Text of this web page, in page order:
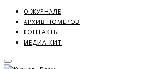
О ЖУРНАЛЕ
АРХИВ НОМЕРОВ
КОНТАКТЫ
МЕДИА-КИТ